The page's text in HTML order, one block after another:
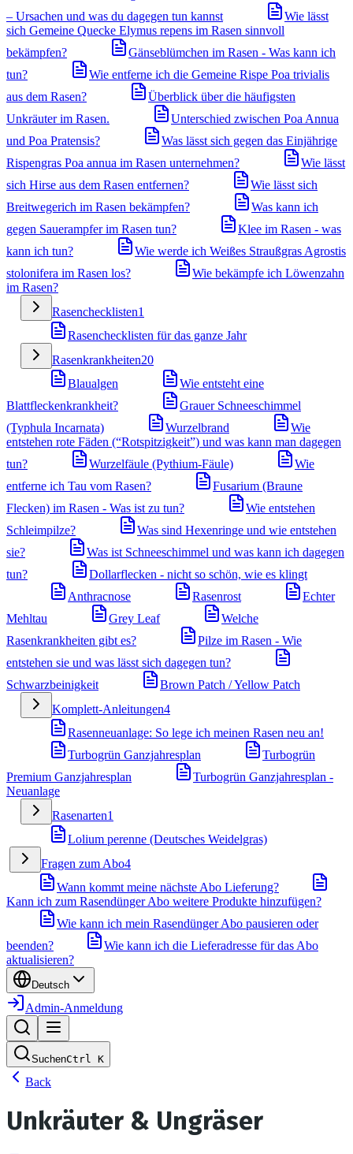
– Ursachen und was du dagegen tun kannst
Wie lässt
sich Gemeine Quecke Elymus repens im Rasen sinnvoll
bekämpfen?
Gänseblümchen im Rasen - Was kann ich
tun?
Wie entferne ich die Gemeine Rispe Poa trivialis
aus dem Rasen?
Überblick über die häufigsten
Unkräuter im Rasen.
Unterschied zwischen Poa Annua
und Poa Pratensis?
Was lässt sich gegen das Einjährige
Rispengras Poa annua im Rasen unternehmen?
Wie lässt
sich Hirse aus dem Rasen entfernen?
Wie lässt sich
Breitwegerich im Rasen bekämpfen?
Was kann ich
gegen Sauerampfer im Rasen tun?
Klee im Rasen - was
kann ich tun?
Wie werde ich Weißes Straußgras Agrostis
stolonifera im Rasen los?
Wie bekämpfe ich Löwenzahn
im Rasen?
Rasenchecklisten1
Rasenchecklisten für das ganze Jahr
Rasenkrankheiten20
Blaualgen
Wie entsteht eine
Blattfleckenkrankheit?
Grauer Schneeschimmel
(Typhula Incarnata)
Wurzelbrand
Wie
entstehen rote Fäden (“Rotspitzigkeit”) und was kann man dagegen
tun?
Wurzelfäule (Pythium-Fäule)
Wie
entferne ich Tau vom Rasen?
Fusarium (Braune
Flecken) im Rasen - Was ist zu tun?
Wie entstehen
Schleimpilze?
Was sind Hexenringe und wie entstehen
sie?
Was ist Schneeschimmel und was kann ich dagegen
tun?
Dollarflecken - nicht so schön, wie es klingt
Anthracnose
Rasenrost
Echter
Mehltau
Grey Leaf
Welche
Rasenkrankheiten gibt es?
Pilze im Rasen - Wie
entstehen sie und was lässt sich dagegen tun?
Schwarzbeinigkeit
Brown Patch / Yellow Patch
Komplett-Anleitungen4
Rasenneuanlage: So lege ich meinen Rasen neu an!
Turbogrün Ganzjahresplan
Turbogrün
Premium Ganzjahresplan
Turbogrün Ganzjahresplan -
Neuanlage
Rasenarten1
Lolium perenne (Deutsches Weidelgras)
Fragen zum Abo4
Wann kommt meine nächste Abo Lieferung?
Kann ich zum Rasendünger Abo weitere Produkte hinzufügen?
Wie kann ich mein Rasendünger Abo pausieren oder
beenden?
Wie kann ich die Lieferadresse für das Abo
aktualisieren?
Deutsch
Admin-Anmeldung
SuchenCtrl K
Back
Unkräuter & Ungräser